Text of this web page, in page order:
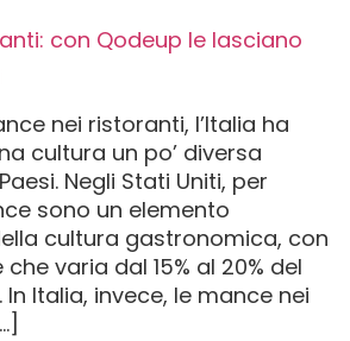
con Qodeup le lasciano
nei ristoranti, l’Italia ha
cultura un po’ diversa
Negli Stati Uniti, per
sono un elemento
cultura gastronomica, con
varia dal 15% al 20% del
Italia, invece, le mance nei